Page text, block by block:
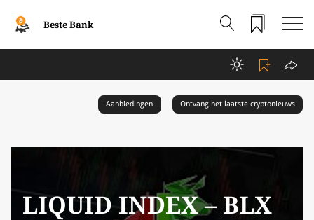
Beste Bank
Aanbiedingen Ontvang het laatste cryptonieuws
LIQUID INDEX – BLX